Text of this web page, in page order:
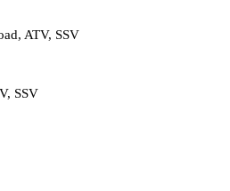
ATV, SSV
SSV